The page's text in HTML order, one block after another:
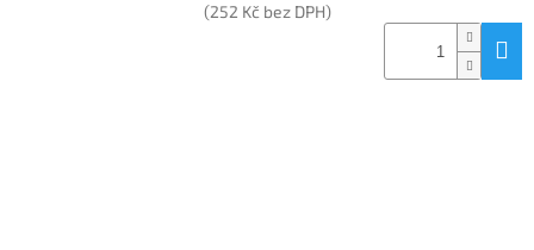
(252 Kč bez DPH)